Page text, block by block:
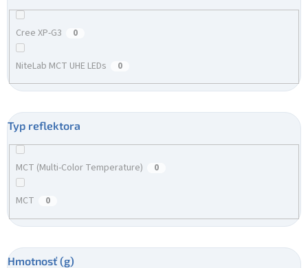
Cree XP-G3 0
NiteLab MCT UHE LEDs 0
Typ reflektora
MCT (Multi-Color Temperature) 0
MCT 0
Hmotnosť (g)